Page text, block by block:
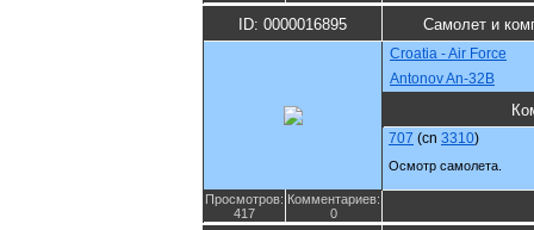
ID: 0000016895 Самолет и
Croatia - Air Force
Antonov An-32B
707 (cn 3310)
Осмотр самолета.
Просмотров:
417
Комментариев:
0